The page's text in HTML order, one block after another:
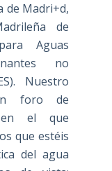
de Madri+d,
de
Aguas
no
Nuestro
foro de
en el que
que estéis
del agua